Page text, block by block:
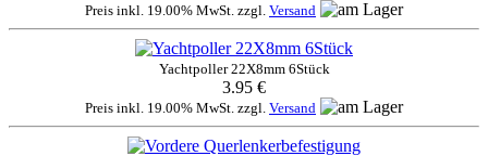
Preis inkl. 19.00% MwSt. zzgl. Versand
Yachtpoller 22X8mm 6Stück
3.95 €
Preis inkl. 19.00% MwSt. zzgl. Versand